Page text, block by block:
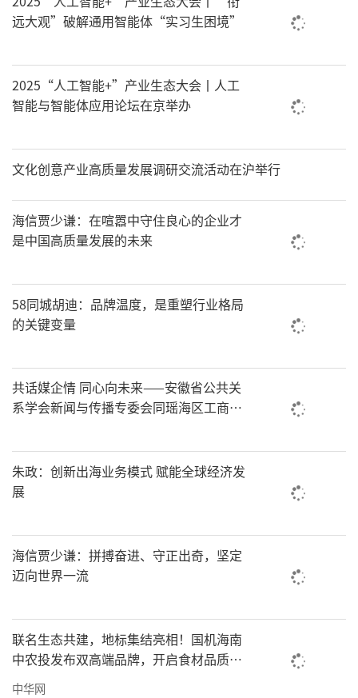
远大观”破解通用智能体“实习生困境”
2025“人工智能+”产业生态大会丨人工
智能与智能体应用论坛在京举办
文化创意产业高质量发展调研交流活动在沪举行
海信贾少谦：在喧嚣中守住良心的企业才
是中国高质量发展的未来
58同城胡迪：品牌温度，是重塑行业格局
的关键变量
共话媒企情 同心向未来——安徽省公共关
系学会新闻与传播专委会同瑶海区工商
朱政：创新出海业务模式 赋能全球经济发
展
海信贾少谦：拼搏奋进、守正出奇，坚定
迈向世界一流
联名生态共建，地标集结亮相！国机海南
中农投发布双高端品牌，开启食材品质新
纪元
中华网